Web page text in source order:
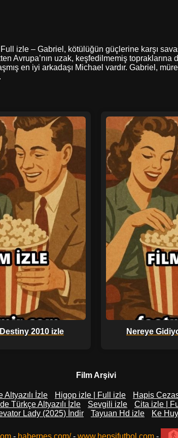
izle – Gabriel, kötülüğün güçlerine karşı
Avrupa’nın uzak, keşfedilmemiş
en iyi arkadaşı Michael vardır. Gabriel,
2010 izle Nereye
Film Arşivi
Altyazılı İzle Higop izle | Full izle Hapis
Türkçe Altyazılı İzle Sevgili izle Cita izle |
Lady (2025) İndir Tayuan Hd izle Ke
- haberpes.com/- www.hepsifutbol.com -